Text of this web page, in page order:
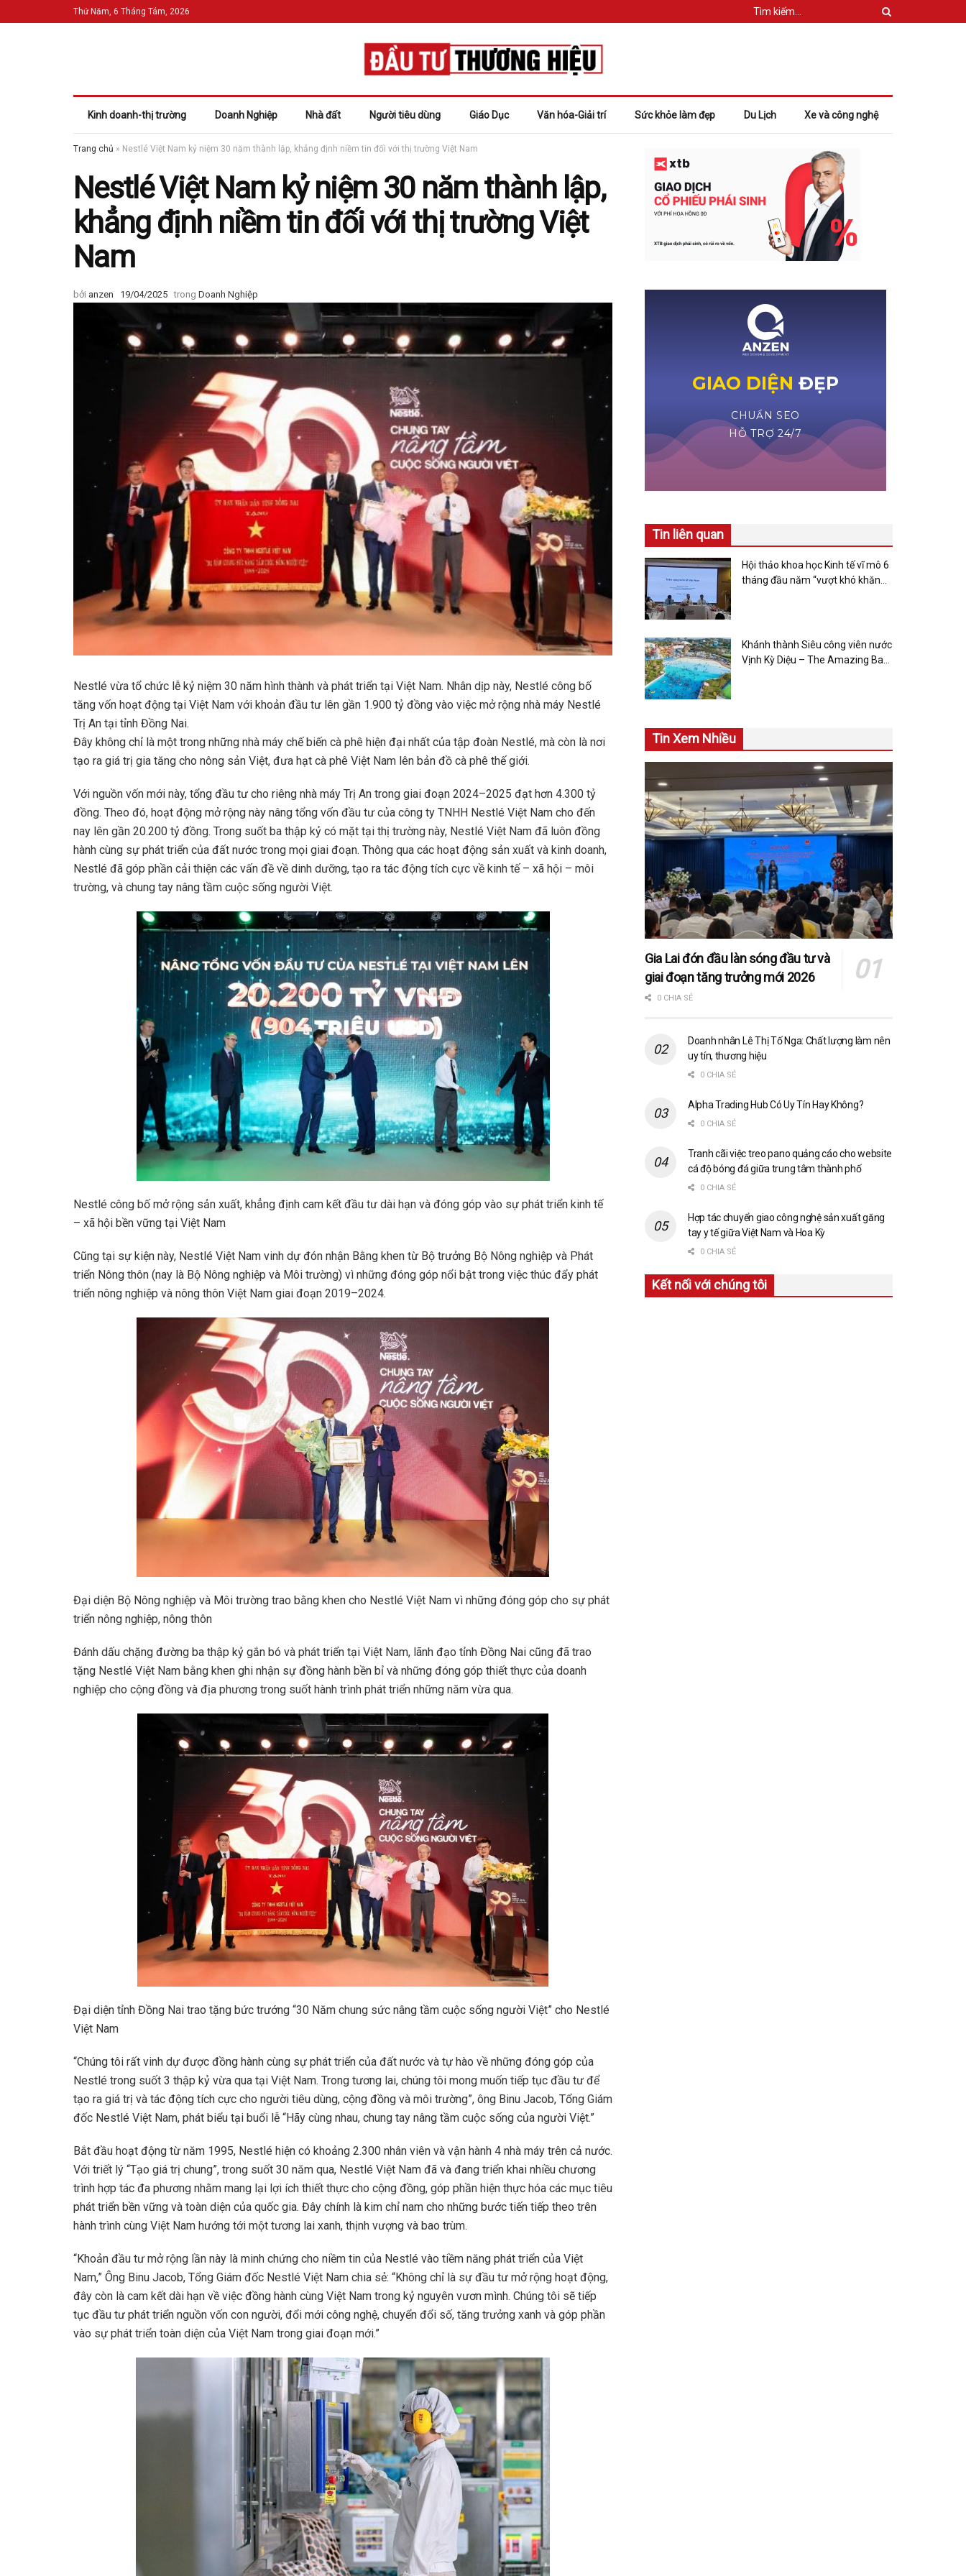
Thứ Năm, 6 Tháng Tám, 2026
Kinh doanh-thị trường Doanh Nghiệp Nhà đất Người tiêu dùng Giáo Dục Văn hóa-Giải trí Sức khỏe làm đẹp Du Lịch Xe và công nghệ
Trang chủ » Nestlé Việt Nam kỷ niệm 30 năm thành lập, khẳng định niềm tin đối với thị trường Việt Nam
Nestlé Việt Nam kỷ niệm 30 năm thành lập,
khẳng định niềm tin đối với thị trường Việt
Nam
bởi anzen 19/04/2025 trong Doanh Nghiệp
Nestlé vừa tổ chức lễ kỷ niệm 30 năm hình thành và phát triển tại Việt Nam. Nhân dịp này, Nestlé công bố
tăng vốn hoạt động tại Việt Nam với khoản đầu tư lên gần 1.900 tỷ đồng vào việc mở rộng nhà máy Nestlé
Trị An tại tỉnh Đồng Nai.
Đây không chỉ là một trong những nhà máy chế biến cà phê hiện đại nhất của tập đoàn Nestlé, mà còn là nơi
tạo ra giá trị gia tăng cho nông sản Việt, đưa hạt cà phê Việt Nam lên bản đồ cà phê thế giới.
Với nguồn vốn mới này, tổng đầu tư cho riêng nhà máy Trị An trong giai đoạn 2024–2025 đạt hơn 4.300 tỷ
đồng. Theo đó, hoạt động mở rộng này nâng tổng vốn đầu tư của công ty TNHH Nestlé Việt Nam cho đến
nay lên gần 20.200 tỷ đồng. Trong suốt ba thập kỷ có mặt tại thị trường này, Nestlé Việt Nam đã luôn đồng
hành cùng sự phát triển của đất nước trong mọi giai đoạn. Thông qua các hoạt động sản xuất và kinh doanh,
Nestlé đã góp phần cải thiện các vấn đề về dinh dưỡng, tạo ra tác động tích cực về kinh tế – xã hội – môi
trường, và chung tay nâng tầm cuộc sống người Việt.
Nestlé công bố mở rộng sản xuất, khẳng định cam kết đầu tư dài hạn và đóng góp vào sự phát triển kinh tế
– xã hội bền vững tại Việt Nam
Cũng tại sự kiện này, Nestlé Việt Nam vinh dự đón nhận Bằng khen từ Bộ trưởng Bộ Nông nghiệp và Phát
triển Nông thôn (nay là Bộ Nông nghiệp và Môi trường) vì những đóng góp nổi bật trong việc thúc đẩy phát
triển nông nghiệp và nông thôn Việt Nam giai đoạn 2019–2024.
Đại diện Bộ Nông nghiệp và Môi trường trao bằng khen cho Nestlé Việt Nam vì những đóng góp cho sự phát
triển nông nghiệp, nông thôn
Đánh dấu chặng đường ba thập kỷ gắn bó và phát triển tại Việt Nam, lãnh đạo tỉnh Đồng Nai cũng đã trao
tặng Nestlé Việt Nam bằng khen ghi nhận sự đồng hành bền bỉ và những đóng góp thiết thực của doanh
nghiệp cho cộng đồng và địa phương trong suốt hành trình phát triển những năm vừa qua.
Đại diện tỉnh Đồng Nai trao tặng bức trướng “30 Năm chung sức nâng tầm cuộc sống người Việt” cho Nestlé
Việt Nam
“Chúng tôi rất vinh dự được đồng hành cùng sự phát triển của đất nước và tự hào về những đóng góp của
Nestlé trong suốt 3 thập kỷ vừa qua tại Việt Nam. Trong tương lai, chúng tôi mong muốn tiếp tục đầu tư để
tạo ra giá trị và tác động tích cực cho người tiêu dùng, cộng đồng và môi trường”, ông Binu Jacob, Tổng Giám
đốc Nestlé Việt Nam, phát biểu tại buổi lễ “Hãy cùng nhau, chung tay nâng tầm cuộc sống của người Việt.”
Bắt đầu hoạt động từ năm 1995, Nestlé hiện có khoảng 2.300 nhân viên và vận hành 4 nhà máy trên cả nước.
Với triết lý “Tạo giá trị chung”, trong suốt 30 năm qua, Nestlé Việt Nam đã và đang triển khai nhiều chương
trình hợp tác đa phương nhằm mang lại lợi ích thiết thực cho cộng đồng, góp phần hiện thực hóa các mục tiêu
phát triển bền vững và toàn diện của quốc gia. Đây chính là kim chỉ nam cho những bước tiến tiếp theo trên
hành trình cùng Việt Nam hướng tới một tương lai xanh, thịnh vượng và bao trùm.
“Khoản đầu tư mở rộng lần này là minh chứng cho niềm tin của Nestlé vào tiềm năng phát triển của Việt
Nam,” Ông Binu Jacob, Tổng Giám đốc Nestlé Việt Nam chia sẻ: “Không chỉ là sự đầu tư mở rộng hoạt động,
đây còn là cam kết dài hạn về việc đồng hành cùng Việt Nam trong kỷ nguyên vươn mình. Chúng tôi sẽ tiếp
tục đầu tư phát triển nguồn vốn con người, đổi mới công nghệ, chuyển đổi số, tăng trưởng xanh và góp phần
vào sự phát triển toàn diện của Việt Nam trong giai đoạn mới.”
Tin liên quan
Hội thảo khoa học Kinh tế vĩ mô 6
tháng đầu năm “vượt khó khăn
Khánh thành Siêu công viên nước
Vịnh Kỳ Diệu – The Amazing Bay
Tin Xem Nhiều
Gia Lai đón đầu làn sóng đầu tư và
giai đoạn tăng trưởng mới 2026
0 CHIA SẺ
Doanh nhân Lê Thị Tố Nga: Chất lượng làm nên
uy tín, thương hiệu
0 CHIA SẺ
Alpha Trading Hub Có Uy Tín Hay Không?
0 CHIA SẺ
Tranh cãi việc treo pano quảng cáo cho website
cá độ bóng đá giữa trung tâm thành phố
0 CHIA SẺ
Hợp tác chuyển giao công nghệ sản xuất găng
tay y tế giữa Việt Nam và Hoa Kỳ
0 CHIA SẺ
Kết nối với chúng tôi